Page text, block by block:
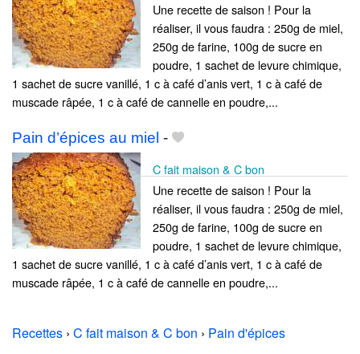
Une recette de saison ! Pour la
réaliser, il vous faudra : 250g de miel,
250g de farine, 100g de sucre en
poudre, 1 sachet de levure chimique,
1 sachet de sucre vanillé, 1 c à café d’anis vert, 1 c à café de
muscade râpée, 1 c à café de cannelle en poudre,...
Pain d’épices au miel -
C fait maison & C bon
Une recette de saison ! Pour la
réaliser, il vous faudra : 250g de miel,
250g de farine, 100g de sucre en
poudre, 1 sachet de levure chimique,
1 sachet de sucre vanillé, 1 c à café d’anis vert, 1 c à café de
muscade râpée, 1 c à café de cannelle en poudre,...
Recettes › C fait maison & C bon › Pain d'épices